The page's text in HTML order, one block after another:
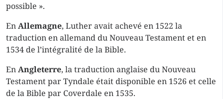
possible ».
EnAllemagne, Luther avait achevé en 1522 la
traduction en allemand du Nouveau Testament et en
1534 de l’intégralité de la Bible.
EnAngleterre, la traduction anglaise du Nouveau
Testament par Tyndale était disponible en 1526 et celle
de la Bible par Coverdale en 1535.